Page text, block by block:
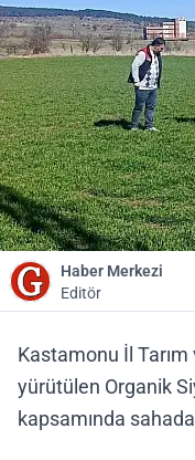
Haber Merkezi
Editör
Kastamonu İl
yürütülen Organik
kapsamında